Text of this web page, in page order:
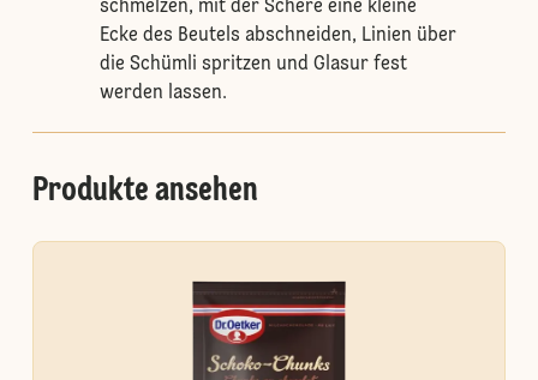
schmelzen, mit der Schere eine kleine
Ecke des Beutels abschneiden, Linien über
die Schümli spritzen und Glasur fest
werden lassen.
Produkte ansehen